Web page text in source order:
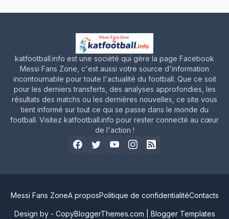
katfootball.info est une société qui gère la page Facebook
Messi Fans Zone, c'est aussi votre source d'information
incontournable pour toute l'actualité du football. Que ce soit
pour les derniers transferts, des analyses approfondies, les
résultats des matchs ou les dernières nouvelles, ce site vous
tient informé sur tout ce qui se passe dans le monde du
football. Visitez katfootball.info pour rester connecté au cœur
de l'action !
Design by - CopyBloggerThemes.com Blogger Templates
Messi Fans ZoneA proposPolitique de confidentialitéContacts